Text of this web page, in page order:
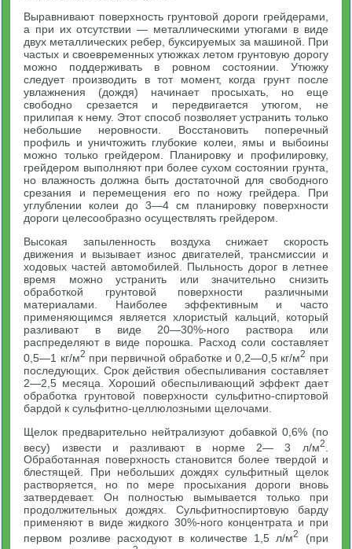
Выравнивают поверхность грунтовой дороги грейдерами,
а при их отсутствии — металлическими утюгами в виде
двух металлических ребер, буксируемых за машиной. При
частых и своевременных утюжках летом грунтовую дорогу
можно поддерживать в ровном состоянии. Утюжку
следует производить в тот момент, когда грунт после
увлажнения (дождя) начинает просыхать, но еще
свободно срезается и передвигается утюгом, не
прилипая к нему. Этот способ позволяет устранить только
небольшие неровности. Восстановить поперечный
профиль и уничтожить глубокие колеи, ямы и выбоины
можно только грейдером. Планировку и профилировку,
грейдером выполняют при более сухом состоянии грунта,
но влажность должна быть достаточной для свободного
срезания и перемещения его по ножу грейдера. При
углублении колеи до 3—4 см планировку поверхности
дороги целесообразно осуществлять грейдером.
Высокая запыленность воздуха снижает скорость
движения и вызывает износ двигателей, трансмиссии и
ходовых частей автомобилей. Пыльность дорог в летнее
время можно устранить или значительно снизить
обработкой грунтовой поверхности различными
материалами. Наиболее эффективным и часто
применяющимся является хлористый кальций, который
разливают в виде 20—30%-ного раствора или
распределяют в виде порошка. Расход соли составляет
0,5—1 кг/м2 при первичной обработке и 0,2—0,5 кг/м2 при
последующих. Срок действия обеспыливания составляет
2—2,5 месяца. Хороший обеспыливающий эффект дает
обработка грунтовой поверхности сульфитно-спиртовой
бардой к сульфитно-целлюлозными щелочами.
Щелок предварительно нейтрализуют добавкой 0,6% (по
весу) извести и разливают в норме 2— 3 л/м2
Обработанная поверхность становится более твердой и
блестящей. При небольших дождях сульфитный щелок
растворяется, но по мере просыхания дороги вновь
затвердевает. Он полностью вымывается только при
продолжительных дождях. Сульфитноспиртовую барду
применяют в виде жидкого 30%-ного концентрата и при
первом розливе расходуют в количестве 1,5 л/м2
(при